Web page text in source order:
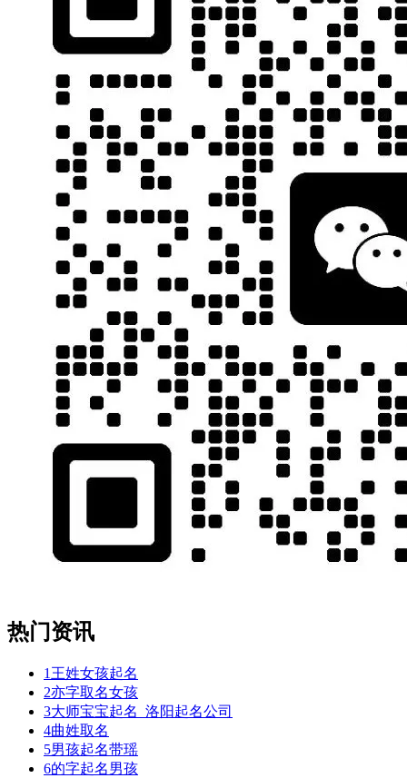
热门资讯
1 王姓女孩起名
2亦字取名女孩
3大师宝宝起名_洛阳起名公司
4曲姓取名
5男孩起名带瑶
6的字起名男孩